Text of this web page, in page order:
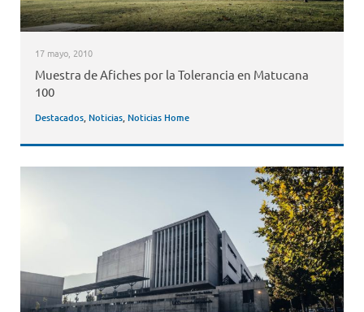
17 mayo, 2010
Muestra de Afiches por la Tolerancia en Matucana
100
Destacados, Noticias, Noticias Home